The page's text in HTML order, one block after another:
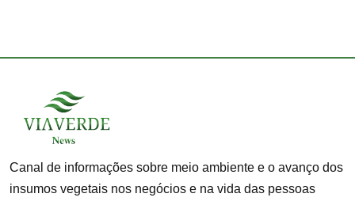
Canal de informações sobre meio ambiente e o avanço dos
insumos vegetais nos negócios e na vida das pessoas